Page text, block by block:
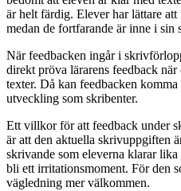
är helt färdig. Elever har lättare
medan de fortfarande är inne i sin
När feedbacken ingår i
direkt pröva lärarens feedback
texter. Då kan feedbacken
utveckling som skribenter.
Ett villkor för att feedback under
är att den aktuella skrivuppgiften
skrivande som eleverna klarar
bli ett irritationsmoment. För den
vägledning mer välkommen.